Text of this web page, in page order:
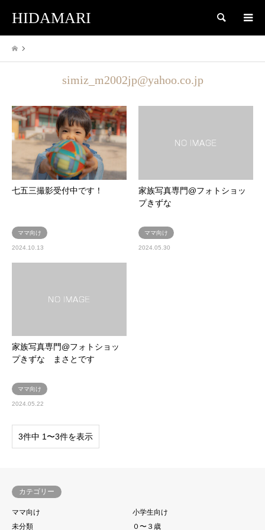
HIDAMARI 検索
simiz_m2002jp@yahoo.co.jp
七五三撮影受付中です！
ママ向け
2024.10.13
家族写真専門@フォトショッ
プきずな
ママ向け
2024.05.30
家族写真専門@フォトショッ
プきずな まさとです
ママ向け
2024.05.22
3件中 1〜3件を表示
カテゴリー
ママ向け
小学生向け
未分類
０〜３歳